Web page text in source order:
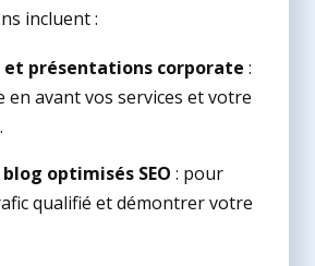
incluent :
et présentations corporate :
avant vos services et votre
optimisés SEO : pour
qualifié et démontrer votre